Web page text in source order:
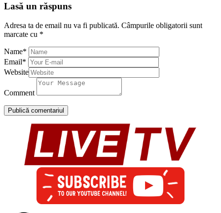
Lasă un răspuns
Adresa ta de email nu va fi publicată. Câmpurile obligatorii sunt
marcate cu *
Name*
Email*
Website
Comment